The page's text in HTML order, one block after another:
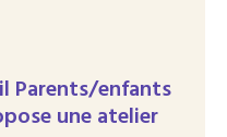
Parents/enfants
une atelier